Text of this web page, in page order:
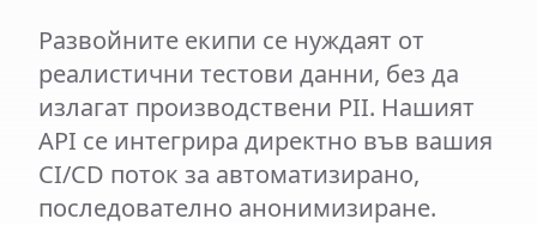
Развойните екипи се нуждаят от
реалистични тестови данни, без да
излагат производствени PII. Нашият
API се интегрира директно във вашия
CI/CD поток за автоматизирано,
последователно анонимизиране.